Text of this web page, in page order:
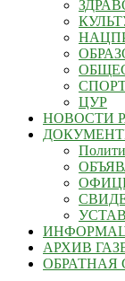
ЦУР
НОВОСТИ
УСТАВ
АРХИВ
ОБРАТНАЯ